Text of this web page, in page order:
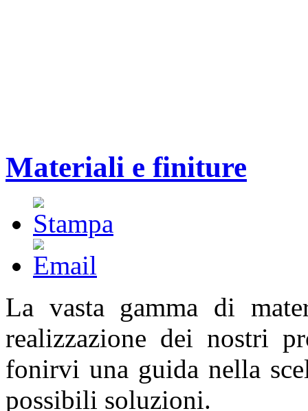
Materiali e finiture
La vasta gamma di
realizzazione dei nostri
fonirvi una guida nella
possibili soluzioni.